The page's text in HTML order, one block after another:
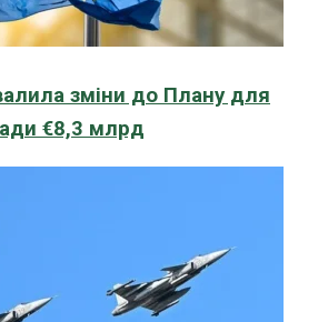
зміни до Плану для
€8,3 млрд